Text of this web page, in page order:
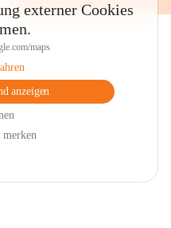
externer Cookies
maps
anzeigen
merken